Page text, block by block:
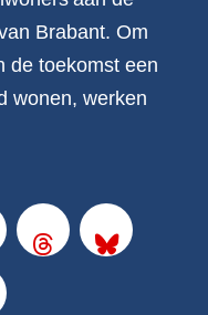
Brabant. Om
de toekomst een
wonen, werken